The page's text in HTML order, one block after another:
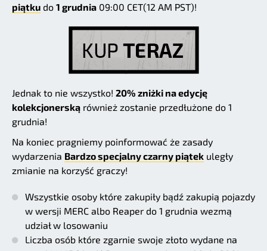
piątku do 1 grudnia 09:00 CET(12 AM PST)!
Jednak to nie wszystko! 20% zniżki na edycję
kolekcjonerską również zostanie przedłużone do 1
grudnia!
Na koniec pragniemy poinformować że zasady
wydarzenia Bardzo specjalny czarny piątek uległy
zmianie na korzyść graczy!
Wszystkie osoby które zakupiły bądź zakupią pojazdy
w wersji MERC albo Reaper do 1 grudnia wezmą
udział w losowaniu
Liczba osób które zgarnie swoje złoto wydane na